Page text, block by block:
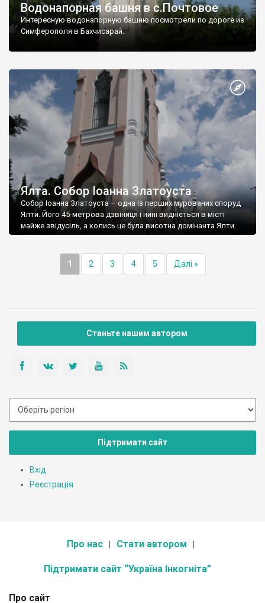
Водонапорная башня в с.Почтовое
Интересную водонапорную башню посмотрели по дороге из
Симферополя в Бахчисарай.
Ялта. Собор Іоанна Златоуста
Собор Іоанна Златоуста – одна із перших мурованих споруд
Ялти. Його 45-метрова дзвіниця і нині видніється в місті
майже звідусіль, а колись це була висотна домінанта Ялти.
1 2 3 4 5 Далі »
Станьте нашим автором
Підтримати сайт
Вхід
Реєстрація
Про нас Стати автором
Підтримати сайт “Україна Інкогніта”
Про сайт